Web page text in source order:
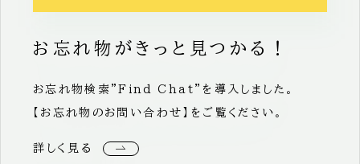
お忘れ物がきっと見つかる！
お忘れ物検索”Find Chat”を導入しました。
【お忘れ物のお問い合わせ】をご覧ください。
詳しく見る